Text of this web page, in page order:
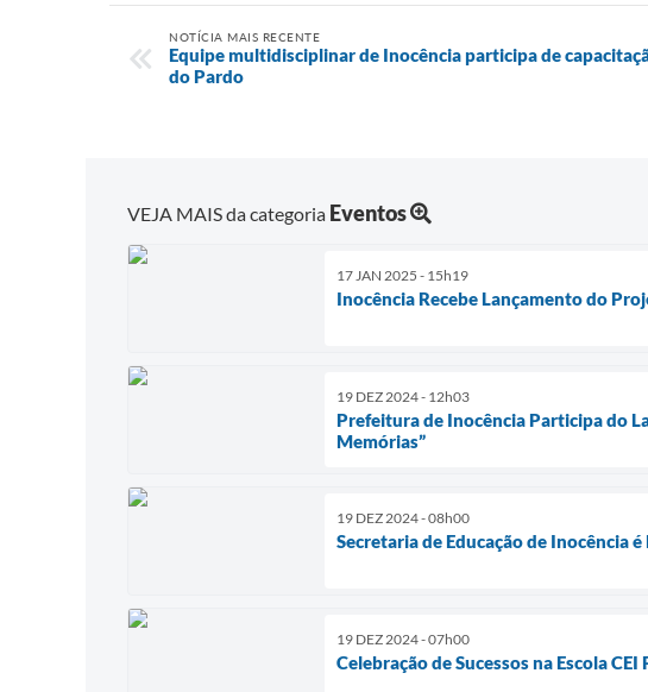
NOTÍCIA MAIS RECENTE
Equipe multidisciplinar de Inocência participa de
do Pardo
VEJA MAIS da categoria Eventos
17 JAN 2025 - 15h19
Inocência Recebe Lançamento do
19 DEZ 2024 - 12h03
Prefeitura de Inocência Participa do
Memórias”
19 DEZ 2024 - 08h00
Secretaria de Educação de Inocência
19 DEZ 2024 - 07h00
Celebração de Sucessos na Escola